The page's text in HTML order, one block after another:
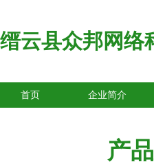
缙云县众邦网络
首页 企业简介
产